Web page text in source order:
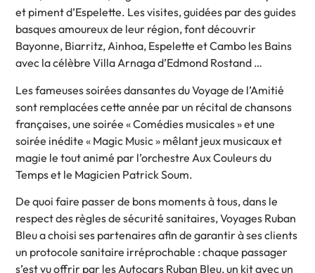
et piment d’Espelette. Les visites, guidées par des guides
basques amoureux de leur région, font découvrir
Bayonne, Biarritz, Ainhoa, Espelette et Cambo les Bains
avec la célèbre Villa Arnaga d’Edmond Rostand …
Les fameuses soirées dansantes du Voyage de l’Amitié
sont remplacées cette année par un récital de chansons
françaises, une soirée « Comédies musicales » et une
soirée inédite « Magic Music » mêlant jeux musicaux et
magie le tout animé par l’orchestre Aux Couleurs du
Temps et le Magicien Patrick Soum.
De quoi faire passer de bons moments à tous, dans le
respect des règles de sécurité sanitaires, Voyages Ruban
Bleu a choisi ses partenaires afin de garantir à ses clients
un protocole sanitaire irréprochable : chaque passager
s’est vu offrir par les Autocars Ruban Bleu, un kit avec un